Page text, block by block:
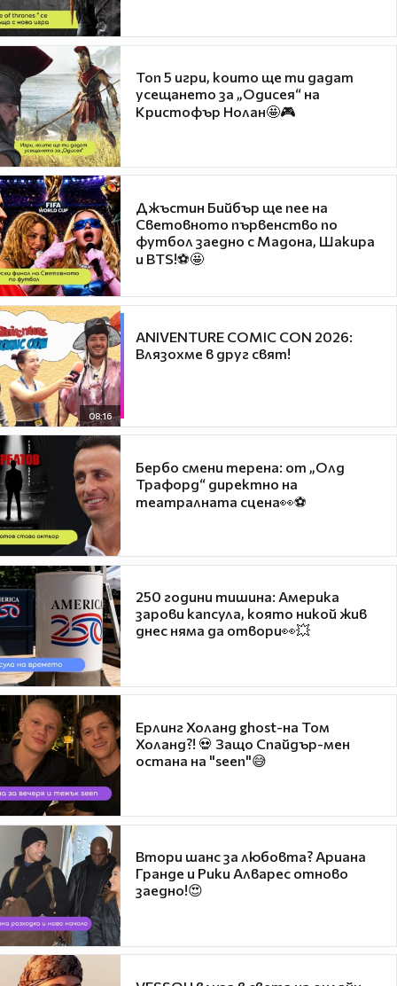
Топ 5 игри, които ще ти дадат
усещането за „Одисея“ на
Кристофър Нолан🤩🎮
Джъстин Бийбър ще пее на
Световното първенство по
футбол заедно с Мадона, Шакира
и BTS!⚽🤩
08:16
ANIVENTURE COMIC CON 2026:
Влязохме в друг свят!
Бербо смени терена: от „Олд
Трафорд“ директно на
театралната сцена👀⚽
250 години тишина: Америка
зарови капсула, която никой жив
днес няма да отвори👀💥
Ерлинг Холанд ghost-на Том
Холанд?! 💀 Защо Спайдър-мен
остана на "seen"😅
Втори шанс за любовта? Ариана
Гранде и Рики Алварес отново
заедно!😍